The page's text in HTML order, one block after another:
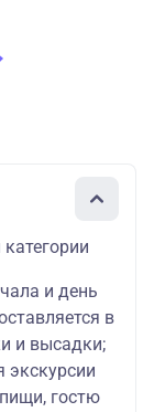
и день
в
и высадки;
экскурсии
гостю